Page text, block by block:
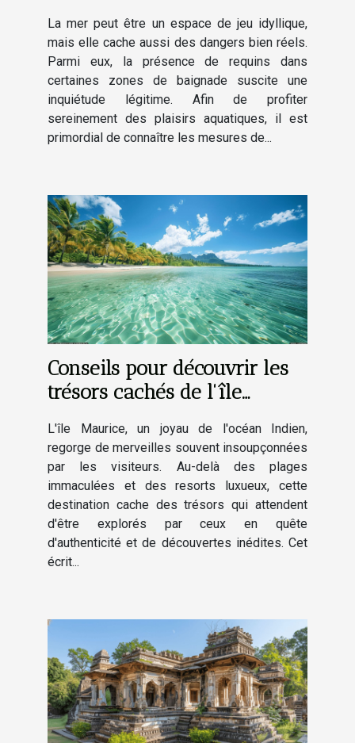
La mer peut être un espace de jeu idyllique,
mais elle cache aussi des dangers bien réels.
Parmi eux, la présence de requins dans
certaines zones de baignade suscite une
inquiétude légitime. Afin de profiter
sereinement des plaisirs aquatiques, il est
primordial de connaître les mesures de...
Conseils pour découvrir les
trésors cachés de l'île
L'île Maurice, un joyau de l'océan Indien,
regorge de merveilles souvent insoupçonnées
par les visiteurs. Au-delà des plages
immaculées et des resorts luxueux, cette
destination cache des trésors qui attendent
d'être explorés par ceux en quête
d'authenticité et de découvertes inédites. Cet
écrit...